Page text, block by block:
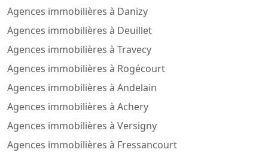
Agences immobilières à Danizy
Agences immobilières à Deuillet
Agences immobilières à Travecy
Agences immobilières à Rogécourt
Agences immobilières à Andelain
Agences immobilières à Achery
Agences immobilières à Versigny
Agences immobilières à Fressancourt